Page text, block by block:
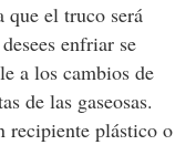
que el truco será
enfriar se
a los cambios de
de las gaseosas.
recipiente plástico o